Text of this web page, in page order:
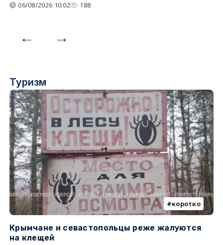
06/08/2026 10:02 188
Туризм
коротко
Крымчане и севастопольцы реже жалуются
на клещей